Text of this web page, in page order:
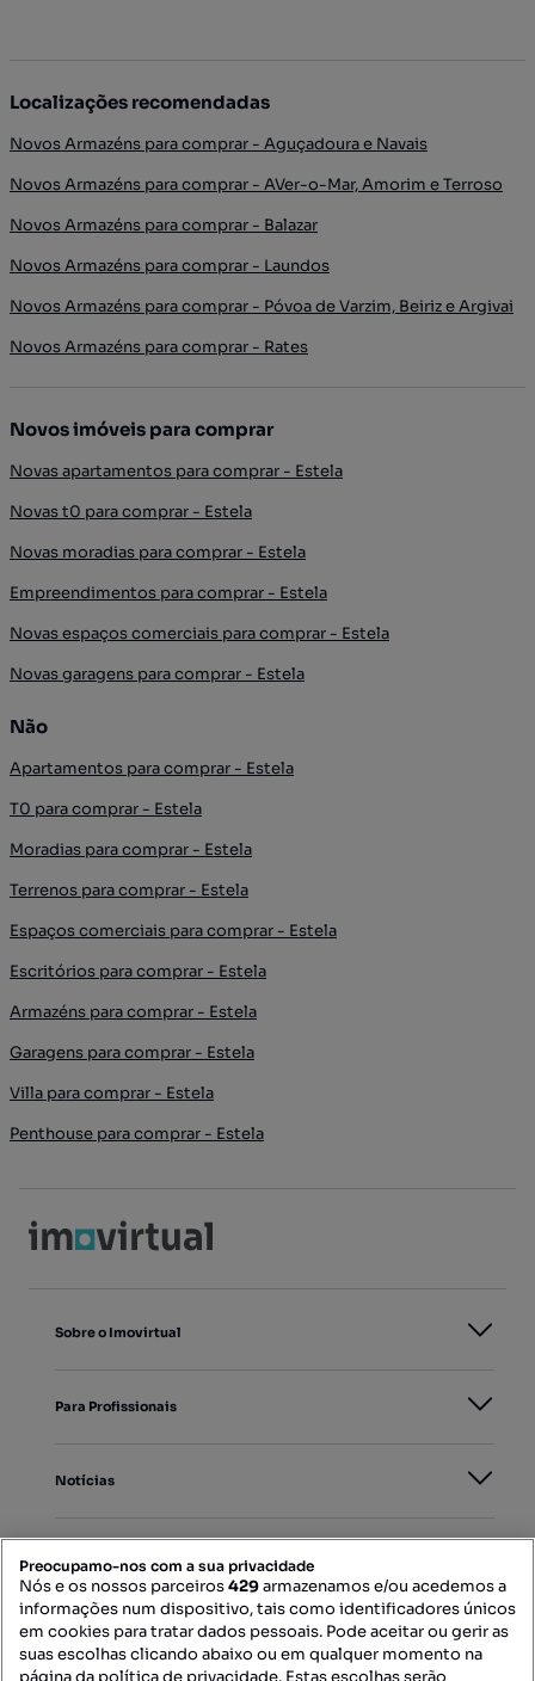
Localizações recomendadas
Novos Armazéns para comprar - Aguçadoura e Navais
Novos Armazéns para comprar - AVer-o-Mar, Amorim e Terroso
Novos Armazéns para comprar - Balazar
Novos Armazéns para comprar - Laundos
Novos Armazéns para comprar - Póvoa de Varzim, Beiriz e Argivai
Novos Armazéns para comprar - Rates
Novos imóveis para comprar
Novas apartamentos para comprar - Estela
Novas t0 para comprar - Estela
Novas moradias para comprar - Estela
Empreendimentos para comprar - Estela
Novas espaços comerciais para comprar - Estela
Novas garagens para comprar - Estela
Não
Apartamentos para comprar - Estela
T0 para comprar - Estela
Moradias para comprar - Estela
Terrenos para comprar - Estela
Espaços comerciais para comprar - Estela
Escritórios para comprar - Estela
Armazéns para comprar - Estela
Garagens para comprar - Estela
Villa para comprar - Estela
Penthouse para comprar - Estela
Sobre o Imovirtual
Para Profissionais
Notícias
Mapa do Site
Preocupamo-nos com a sua privacidade
Nós e os nossos parceiros429armazenamos e/ou acedemos a
informações num dispositivo, tais como identificadores únicos
em cookies para tratar dados pessoais. Pode aceitar ou gerir as
suas escolhas clicando abaixo ou em qualquer momento na
página da política de privacidade. Estas escolhas serão